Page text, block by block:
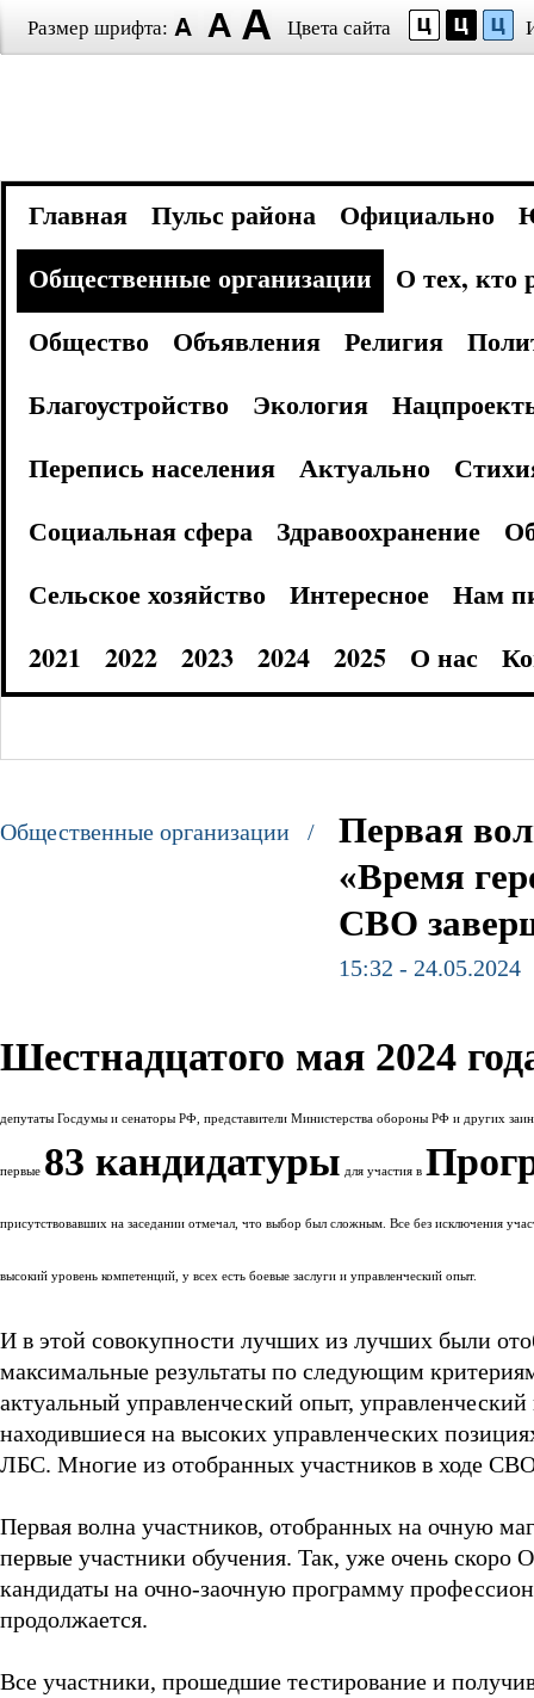
Размер шрифта: Цвета сайта
Главная Пульс района Официально
Общественные организации
О тех, кто
Общество
Объявления Религия
Благоустройство
Экология
Перепись населения
Актуально
Социальная сфера
Здравоохранение
Сельское хозяйство
Интересное
Нам
2021
2022 2023 2024 2025 О нас
Общественные организации /
Первая
«Время
СВО
15:32 - 24.05.2024
Шестнадцатого мая 2024
депутаты Госдумы и сенаторы РФ, представители Министерства обороны РФ и других
первые 83 кандидатуры для участия в
присутствовавших на заседании отмечал, что выбор был сложным. Все без исключения
высокий уровень компетенций, у всех есть боевые заслуги и управленческий опыт.
И в этой совокупности лучших из лучших были
максимальные результаты по следующим
актуальный управленческий опыт,
находившиеся на высоких управленческих
ЛБС. Многие из отобранных участников в ходе
Первая волна участников, отобранных на очную
первые участники обучения. Так, уже очень
кандидаты на очно-заочную программу
продолжается.
Все участники, прошедшие тестирование и